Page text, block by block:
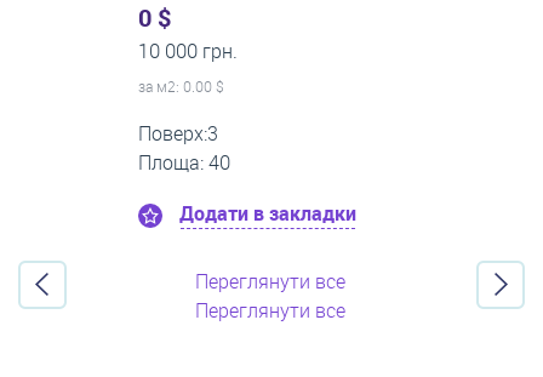
0 $
11 200 грн.
за м2: 0.00 $
Поверх:1
Площа: 35
Додати в закладки
Переглянути все
Переглянути все